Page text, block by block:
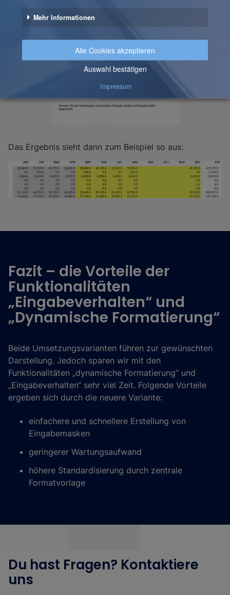
Dazu klicken wir auf „Objekt formatieren“ und in den
Reiter „Zellen“ geben wir unsere Tabelle ein.
Das Ergebnis sieht dann zum Beispiel so aus:
Fazit – die Vorteile der
Funktionalitäten
„Eingabeverhalten“ und
„Dynamische Formatierung“
Beide Umsetzungsvarianten führen zur gewünschten
Darstellung. Jedoch sparen wir mit den
Funktionalitäten „dynamische Formatierung“ und
„Eingabeverhalten“ sehr viel Zeit. Folgende Vorteile
ergeben sich durch die neuere Variante:
einfachere und schnellere Erstellung von
Eingabemasken
geringerer Wartungsaufwand
höhere Standardisierung durch zentrale
Formatvorlage
Du hast Fragen? Kontaktiere
uns